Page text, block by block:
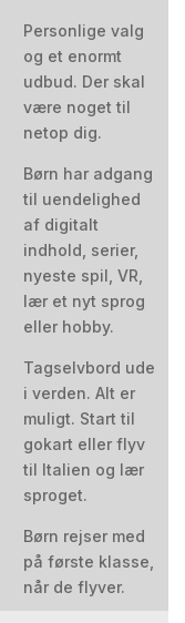
Personlige valg
og et enormt
udbud. Der skal
være noget til
netop dig.
Børn har adgang
til uendelighed
af digitalt
indhold, serier,
nyeste spil, VR,
lær et nyt sprog
eller hobby.
Tagselvbord ude
i verden. Alt er
muligt. Start til
gokart eller flyv
til Italien og lær
sproget.
Børn rejser med
på første klasse,
når de flyver.